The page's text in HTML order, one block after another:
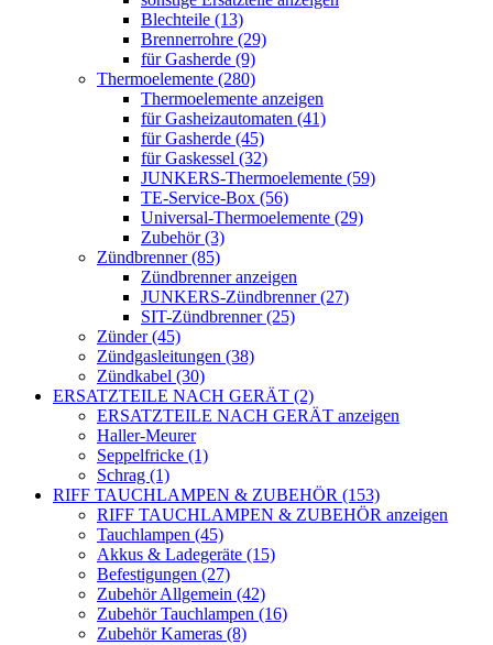
Blechteile (13)
Brennerrohre (29)
für Gasherde (9)
Thermoelemente (280)
Thermoelemente anzeigen
für Gasheizautomaten (41)
für Gasherde (45)
für Gaskessel (32)
JUNKERS-Thermoelemente (59)
TE-Service-Box (56)
Universal-Thermoelemente (29)
Zubehör (3)
Zündbrenner (85)
Zündbrenner anzeigen
JUNKERS-Zündbrenner (27)
SIT-Zündbrenner (25)
Zünder (45)
Zündgasleitungen (38)
Zündkabel (30)
ERSATZTEILE NACH GERÄT (2)
ERSATZTEILE NACH GERÄT anzeigen
Haller-Meurer
Seppelfricke (1)
Schrag (1)
RIFF TAUCHLAMPEN & ZUBEHÖR (153)
RIFF TAUCHLAMPEN & ZUBEHÖR anzeigen
Tauchlampen (45)
Akkus & Ladegeräte (15)
Befestigungen (27)
Zubehör Allgemein (42)
Zubehör Tauchlampen (16)
Zubehör Kameras (8)